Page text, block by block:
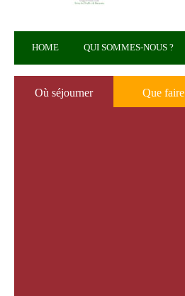
HOME QUI SOMMES-NOUS ?
Où séjourner Que faire